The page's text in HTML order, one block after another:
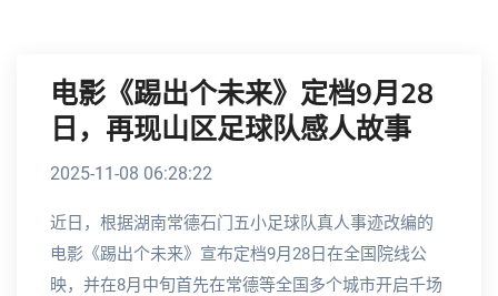
电影《踢出个未来》定档9月28
日，再现山区足球队感人故事
2025-11-08 06:28:22
近日，根据湖南常德石门五小足球队真人事迹改编的
电影《踢出个未来》宣布定档9月28日在全国院线公
映，并在8月中旬首先在常德等全国多个城市开启千场